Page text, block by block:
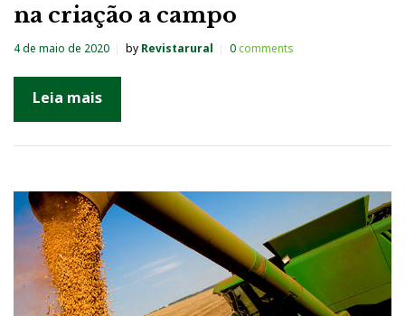
na criação a campo
4 de maio de 2020 by Revistarural 0comments
Leia mais